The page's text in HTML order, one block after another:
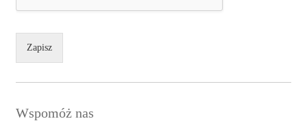
Zapisz
Wspomóż nas